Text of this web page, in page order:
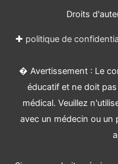
Droits
✚ politique de
� Avertissement : Le
éducatif et ne doit
médical. Veuillez
avec un médecin ou un